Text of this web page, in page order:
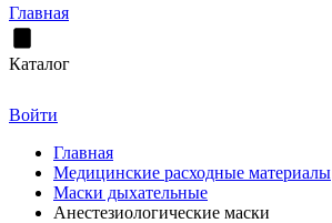
Главная
Каталог
Войти
Главная
Медицинские расходные материалы
Маски дыхательные
Анестезиологические маски